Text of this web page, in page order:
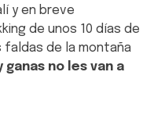
y en breve
de unos 10 días de
faldas de la montaña
ganas no les van a